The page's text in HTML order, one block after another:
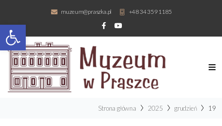
Otwórz pasek narzędzi
muzeum@praszka.pl +48 34 359 1185
Strona główna 2025 grudzień 19